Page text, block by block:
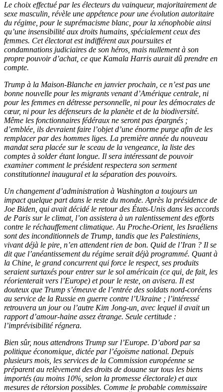
Le choix effectué par les électeurs du vainqueur, majoritairement de
sexe masculin, révèle une appétence pour une évolution autoritaire
du régime, pour le suprémacisme blanc, pour la xénophobie ainsi
qu’une insensibilité aux droits humains, spécialement ceux des
femmes. Cet électorat est indifférent aux poursuites et
condamnations judiciaires de son héros, mais nullement à son
propre pouvoir d’achat, ce que Kamala Harris aurait dû prendre en
compte.
Trump à la Maison-Blanche en janvier prochain, ce n’est pas une
bonne nouvelle pour les migrants venant d’Amérique centrale, ni
pour les femmes en détresse personnelle, ni pour les démocrates de
cœur, ni pour les défenseurs de la planète et de la biodiversité.
Même les fonctionnaires fédéraux ne seront pas épargnés ;
d’emblée, ils devraient faire l’objet d’une énorme purge afin de les
remplacer par des hommes liges. La première année du nouveau
mandat sera placée sur le sceau de la vengeance, la liste des
comptes à solder étant longue. Il sera intéressant de pouvoir
examiner comment le président respectera son serment
constitutionnel inaugural et la séparation des pouvoirs.
Un changement d’administration à Washington a toujours un
impact quelque part dans le reste du monde. Après la présidence de
Joe Biden, qui avait décidé le retour des États-Unis dans les accords
de Paris sur le climat, l’on assistera à un ralentissement des efforts
contre le réchauffement climatique. Au Proche-Orient, les Israéliens
sont des inconditionnels de Trump, tandis que les Palestiniens,
vivant déjà le pire, n’en attendent rien de bon. Quid de l’Iran ? Il se
dit que l’anéantissement du régime serait déjà programmé. Quant à
la Chine, le grand concurrent qui force le respect, ses produits
seraient surtaxés pour entrer sur le sol américain (ce qui, de fait, les
réorienterait vers l’Europe) et pour le reste, on avisera. Il est
douteux que Trump s’émeuve de l’entrée des soldats nord-coréens
au service de la Russie en guerre contre l’Ukraine ; l’intéressé
retrouvera un jour ou l’autre Kim Jong-un, avec lequel il avait un
rapport d’amour-haine assez étrange. Seule certitude :
l’imprévisibilité régnera.
Bien sûr, nous attendrons Trump sur l’Europe. D’abord par sa
politique économique, dictée par l’égoïsme national. Depuis
plusieurs mois, les services de la Commission européenne se
préparent au relèvement des droits de douane sur tous les biens
importés (au moins 10%, selon la promesse électorale) et aux
mesures de rétorsion possibles. Comme le probable commissaire